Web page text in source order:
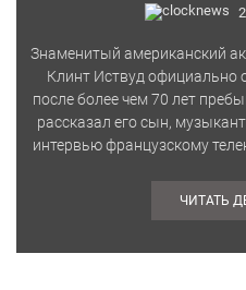
Знаменитый американский
Клинт Иствуд официально
после более чем 70 лет
рассказал его сын,
интервью французскому
ЧИТАТЬ